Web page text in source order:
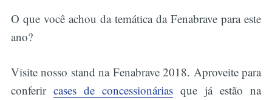
O que você achou da temática da Fenabrave para este
ano?
Visite nosso stand na Fenabrave 2018. Aproveite para
conferir cases de concessionárias que já estão na